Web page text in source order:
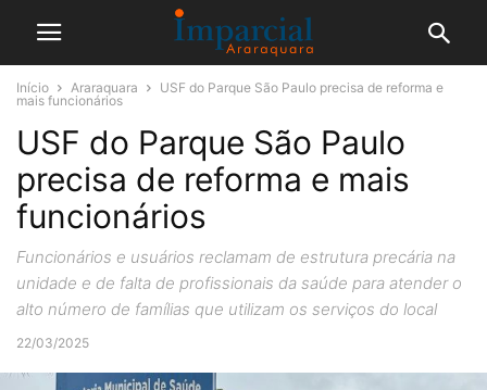
Início Araraquara
USF do Parque São Paulo precisa de reforma e
mais funcionários
USF do Parque São Paulo
precisa de reforma e mais
funcionários
Funcionários e usuários reclamam de estrutura precária na
unidade e de falta de profissionais da saúde para atender o
alto número de famílias que utilizam os serviços do local
22/03/2025